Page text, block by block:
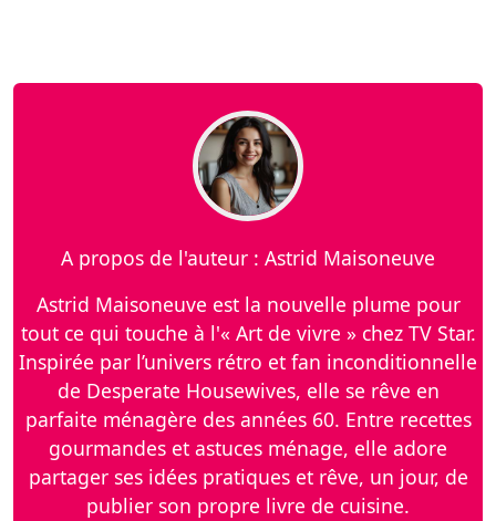
A propos de l'auteur : Astrid Maisoneuve
Astrid Maisoneuve est la nouvelle plume pour
tout ce qui touche à l'« Art de vivre » chez TV Star.
Inspirée par l’univers rétro et fan inconditionnelle
de Desperate Housewives, elle se rêve en
parfaite ménagère des années 60. Entre recettes
gourmandes et astuces ménage, elle adore
partager ses idées pratiques et rêve, un jour, de
publier son propre livre de cuisine.